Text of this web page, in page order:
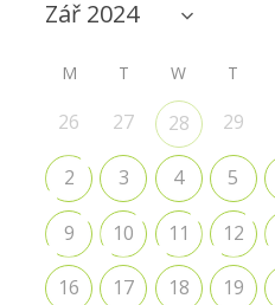
M T W T
26 27 28 29
2 3 4 5
9 10 11 12
16 17 18 19